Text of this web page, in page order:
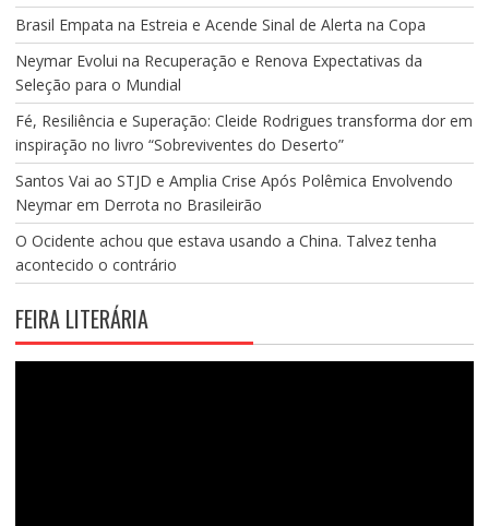
Brasil Empata na Estreia e Acende Sinal de Alerta na Copa
Neymar Evolui na Recuperação e Renova Expectativas da
Seleção para o Mundial
Fé, Resiliência e Superação: Cleide Rodrigues transforma dor em
inspiração no livro “Sobreviventes do Deserto”
Santos Vai ao STJD e Amplia Crise Após Polêmica Envolvendo
Neymar em Derrota no Brasileirão
O Ocidente achou que estava usando a China. Talvez tenha
acontecido o contrário
FEIRA LITERÁRIA